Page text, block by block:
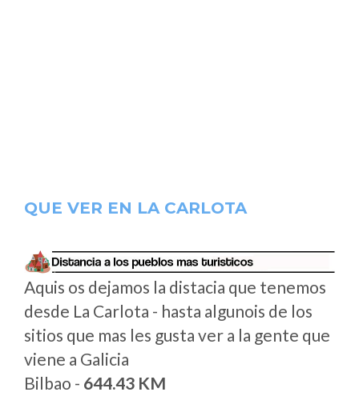
QUE VER EN LA CARLOTA
Aquis os dejamos la distacia que tenemos
desde La Carlota - hasta algunois de los
sitios que mas les gusta ver a la gente que
viene a Galicia
Bilbao - 644.43 KM